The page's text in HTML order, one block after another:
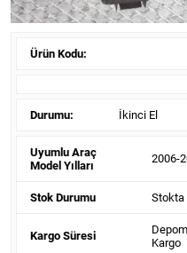
Ürün Kodu:
Durumu: İkinci El
Uyumlu Araç
Model Yılları
2006-
Stok Durumu Stokta
Kargo Süresi
Kargo